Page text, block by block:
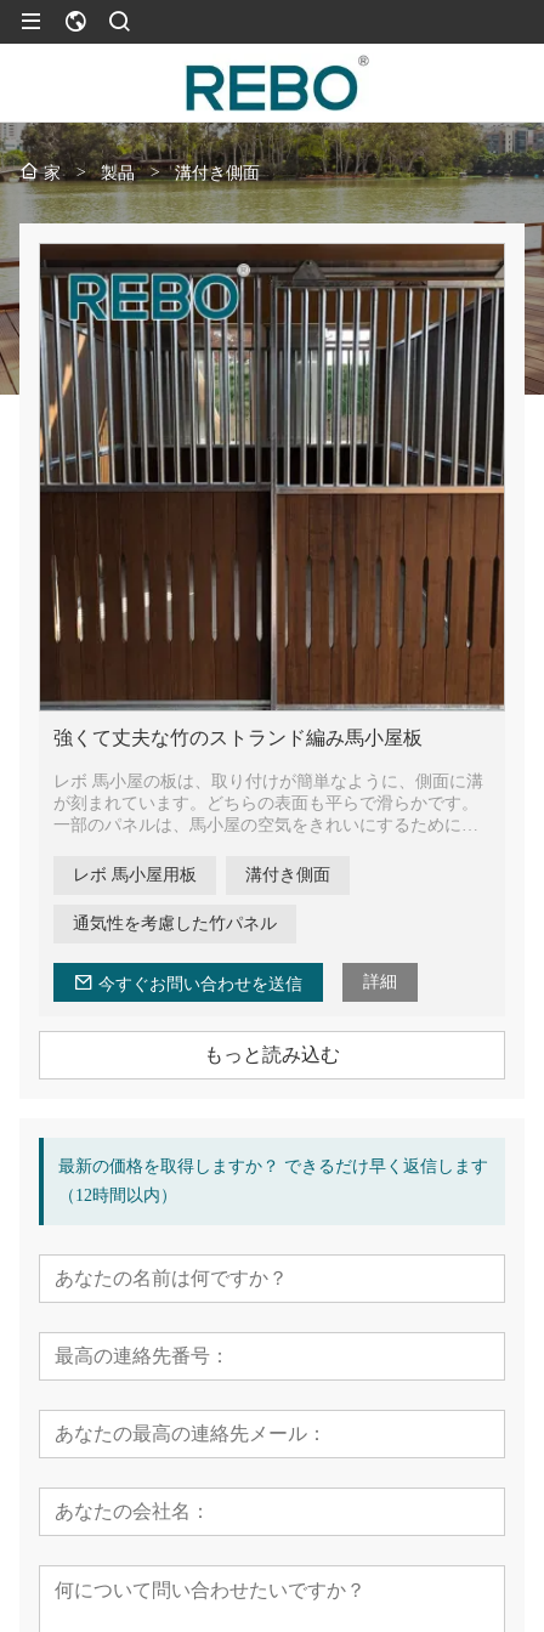
家 > 製品 > 溝付き側面
強くて丈夫な竹のストランド編み馬小屋板
レボ 馬小屋の板は、取り付けが簡単なように、側面に溝
が刻まれています。どちらの表面も平らで滑らかです。
一部のパネルは、馬小屋の空気をきれいにするために通
色、ウォカ オイル仕上げ、竹の質感により、竹の板は自
竹製の馬小屋の板は非常に強くて丈夫であることが証明
されています。レボ 竹パネルは耐火クラス B に反応する
一般的な木材、合板などよりもはるかに優れています。
レボ 馬小屋用板 溝付き側面
通気性を考慮した竹パネル
今すぐお問い合わせを送信 詳細
もっと読み込む
最新の価格を取得しますか？ できるだけ早く返信します
（12時間以内）